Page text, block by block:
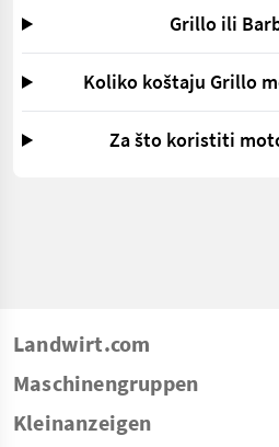
Grillo ili
Koliko koštaju Grillo
Za što koristiti
Landwirt.com
Maschinengruppen
Kleinanzeigen